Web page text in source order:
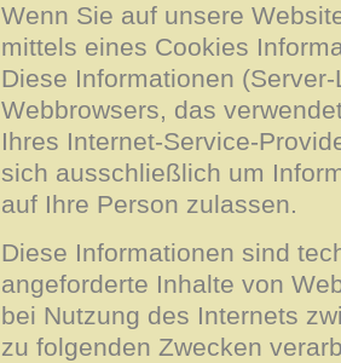
Wenn Sie auf unsere
mittels eines Cookies
Diese Informationen
Webbrowsers, das
Ihres Internet-Service-
sich ausschließlich um
auf Ihre Person zulassen.
Diese Informationen sind
angeforderte Inhalte von
bei Nutzung des Internets
zu folgenden Zwecken